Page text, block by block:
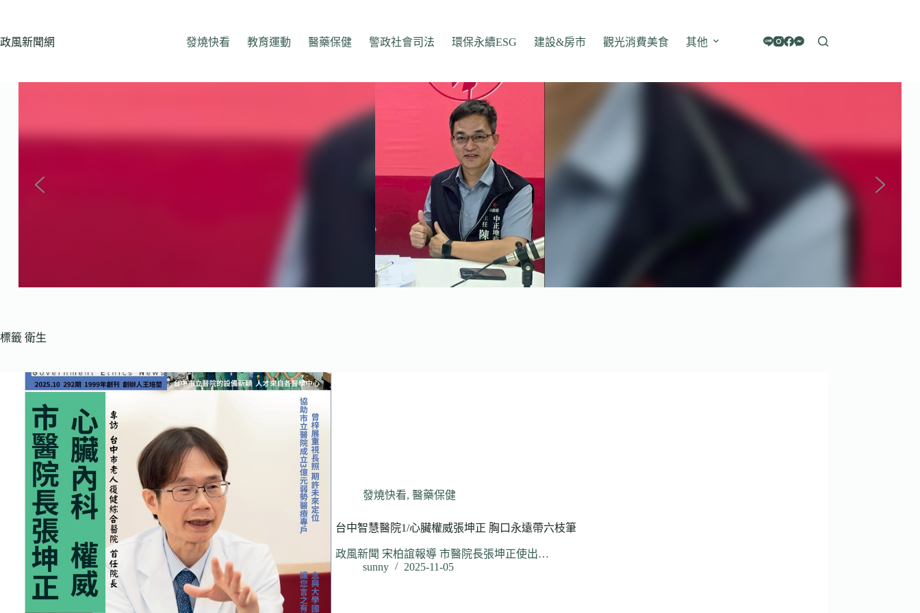
主
政風新聞網 發燒快看 教育運動 醫藥保健 警政社會司法 環保永續ESG 建設&房市 觀光消費美食 其他
標籤 衛生
發燒快看, 醫藥保健
台中智慧醫院1/心臟權威張坤正 胸口永遠帶六枝筆
政風新聞 宋柏誼報導 市醫院長張坤正使出…
sunny
2025-11-05